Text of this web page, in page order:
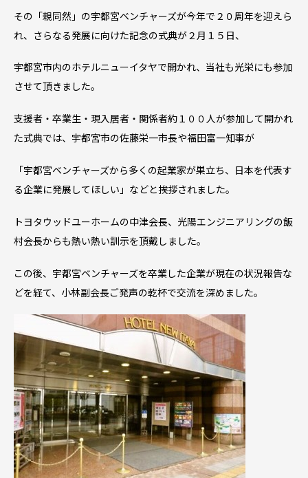
その「親同然」の宇都宮ベンチャーズが今年で２０周年を迎えら
れ、さらなる発展に向けた記念の式典が２月１５日、
宇都宮市内のホテルニューイタヤで開かれ、当社も光栄にも参加
させて頂きました。
支援者・卒業生・現入居者・関係者約１００人が参加して開かれ
た式典では、宇都宮市の佐藤栄一市長や福田富一知事が
「宇都宮ベンチャーズから多くの起業家が巣立ち、日本を代表す
る企業に発展してほしい」などと挨拶されました。
トヨタウッドユーホームの中津会長、光陽エンジニアリングの飯
村会長からも熱い熱い訓示を頂戴しました。
この後、宇都宮ベンチャーズを卒業した企業が現在の状況報告な
どを経て、小林副会長ご発声の乾杯で交流を深めました。